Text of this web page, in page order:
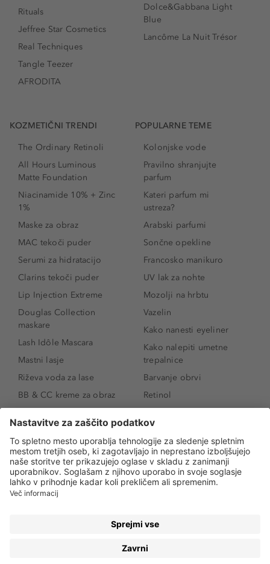
Rituals
Jeffree Star Cosmetics
Real Techniques
Tangle Teezer
AFRODITA
Dolce&Gabbana Light
Blue
Lancôme La Nuit Trésor
KOZMETIČNI TRENDI
The Ordinary Retinoli
All Hours Luminous
Matte Foundation
Niacinamide 10% + Zinc
1%
Maske za obraz
MAC tekoči puder
Serumi za hidratacijo
Clarins tekoči puder
Lip Injection Extreme
Douglas Collection
maskare
Lash Idôle Mascara
Mastni lasje
Riževa voda za lase
BB & CC kreme za obraz
SPF 30
Senčila za oči
Tekoči puder
Ličenje povešenih vek
Kako povečati oči
POPULARNE TEME
Kolonjske vode
Pravilno shranjujte
parfum
Kateri parfum mi
ustreza?
Arabski parfumi
Sončne opekline
Francosko manikuro
UV lak za nohte
Mozolji na hrbtu
Vazelin
Kako nanesti eyeliner
Kako nalepiti umetne
trepalnice
Barvanje obrvi
Retinol
Niacinamid
Rozacea
Salicilna kislina